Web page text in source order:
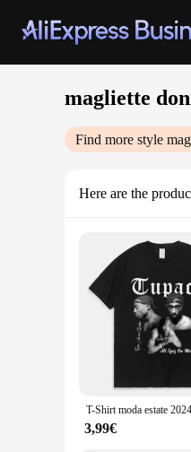
magliette
Find more style
Here are the
3,99€